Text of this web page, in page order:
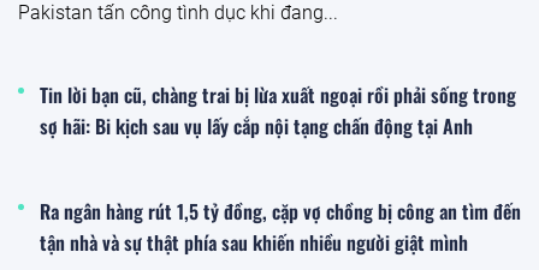
Pakistan tấn công tình dục khi đang...
Tin lời bạn cũ, chàng trai bị lừa xuất ngoại rồi phải sống trong
sợ hãi: Bi kịch sau vụ lấy cắp nội tạng chấn động tại Anh
Ra ngân hàng rút 1,5 tỷ đồng, cặp vợ chồng bị công an tìm đến
tận nhà và sự thật phía sau khiến nhiều người giật mình